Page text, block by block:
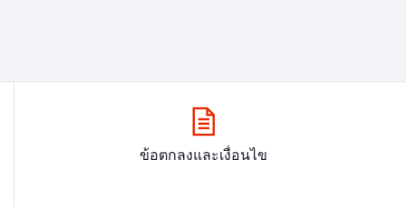
ข้อตกลงและเงื่อนไข